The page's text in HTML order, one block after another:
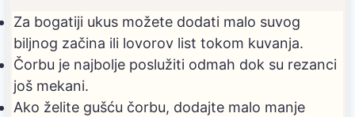
Za bogatiji ukus možete dodati malo suvog
biljnog začina ili lovorov list tokom kuvanja.
Čorbu je najbolje poslužiti odmah dok su rezanci
još mekani.
Ako želite gušću čorbu, dodajte malo manje